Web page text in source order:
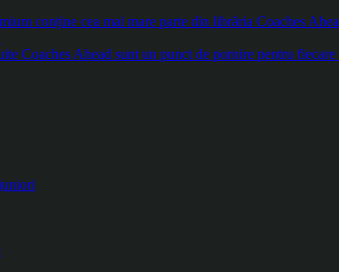
conține cea mai mare parte din librăria Coaches
Coaches Ahead sunt un punct de pornire pentru